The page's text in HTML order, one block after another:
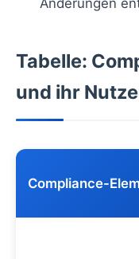
Änderungen
Tabelle:
und ihr
Compliance-